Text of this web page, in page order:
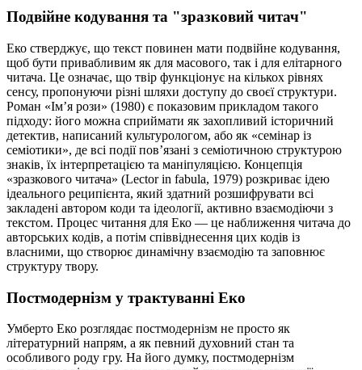
Подвійне кодування та "зразковий читач"
Еко стверджує, що текст повинен мати подвійне кодування,
щоб бути привабливим як для масового, так і для елітарного
читача. Це означає, що твір функціонує на кількох рівнях
сенсу, пропонуючи різні шляхи доступу до своєї структури.
Роман «Ім’я рози» (1980) є показовим прикладом такого
підходу: його можна сприймати як захопливий історичний
детектив, написаний культурологом, або як «семінар із
семіотики», де всі події пов’язані з семіотичною структурою
знаків, їх інтерпретацією та маніпуляцією. Концепція
«зразкового читача» (Lector in fabula, 1979) розкриває ідею
ідеального реципієнта, який здатний розшифрувати всі
закладені автором коди та ідеології, активно взаємодіючи з
текстом. Процес читання для Еко — це наближення читача до
авторських кодів, а потім співвіднесення цих кодів із
власними, що створює динамічну взаємодію та заповнює
структуру твору.
Постмодернізм у трактуванні Еко
Умберто Еко розглядає постмодернізм не просто як
літературний напрям, а як певний духовний стан та
особливого роду гру. На його думку, постмодернізм